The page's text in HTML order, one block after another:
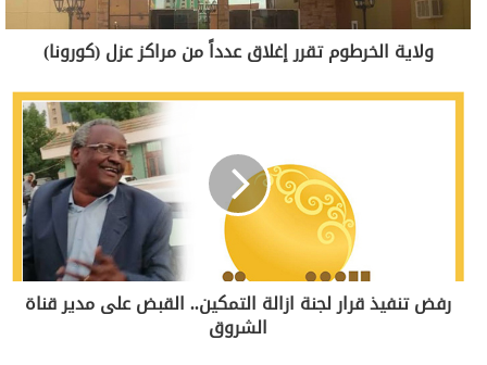
ولاية الخرطوم تقرر إغلاق عدداً من مراكز عزل (كورونا)
رفض تنفيذ قرار لجنة ازالة التمكين.. القبض على مدير قناة
الشروق